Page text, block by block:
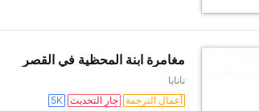
مغامرة ابنة المحظية في القصر
الإمبراطورية
نانايا
أعمال الترجمة جارِ التحديث 5K